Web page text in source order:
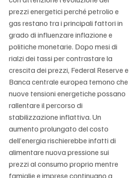
prezzi energetici perché petrolio e
gas restano tra i principali fattori in
grado di influenzare inflazione e
politiche monetarie. Dopo mesi di
rialzi dei tassi per contrastare la
crescita dei prezzi, Federal Reserve e
Banca centrale europea temono che
nuove tensioni energetiche possano
rallentare il percorso di
stabilizzazione inflattiva. Un
aumento prolungato del costo
dell’energia rischierebbe infatti di
alimentare nuova pressione sui
prezzi al consumo proprio mentre
famiglie e imprese continuano a